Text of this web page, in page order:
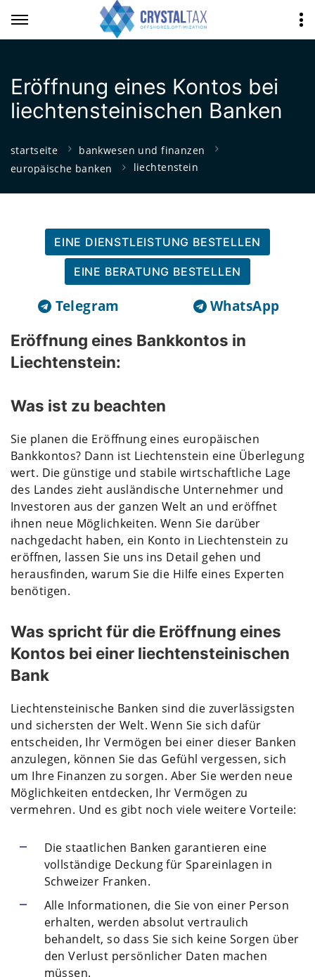
Eröffnung eines Kontos bei
liechtensteinischen Banken
startseite
bankwesen und finanzen
europäische banken
liechtenstein
EINE DIENSTLEISTUNG BESTELLEN
EINE BERATUNG BESTELLEN
Telegram WhatsApp
Eröffnung eines Bankkontos in
Liechtenstein:
Was ist zu beachten
Sie planen die Eröffnung eines europäischen
Bankkontos? Dann ist Liechtenstein eine Überlegung
wert. Die günstige und stabile wirtschaftliche Lage
des Landes zieht ausländische Unternehmer und
Investoren aus der ganzen Welt an und eröffnet
ihnen neue Möglichkeiten. Wenn Sie darüber
nachgedacht haben, ein Konto in Liechtenstein zu
eröffnen, lassen Sie uns ins Detail gehen und
herausfinden, warum Sie die Hilfe eines Experten
benötigen.
Was spricht für die Eröffnung eines
Kontos bei einer liechtensteinischen
Bank
Liechtensteinische Banken sind die zuverlässigsten
und sichersten der Welt. Wenn Sie sich dafür
entscheiden, Ihr Vermögen bei einer dieser Banken
anzulegen, können Sie das Gefühl vergessen, sich
um Ihre Finanzen zu sorgen. Aber Sie werden neue
Möglichkeiten entdecken, Ihr Vermögen zu
vermehren. Und es gibt noch viele weitere Vorteile:
Die staatlichen Banken garantieren eine
vollständige Deckung für Spareinlagen in
Schweizer Franken.
Alle Informationen, die Sie von einer Person
erhalten, werden absolut vertraulich
behandelt, so dass Sie sich keine Sorgen über
den Verlust persönlicher Daten machen
müssen.